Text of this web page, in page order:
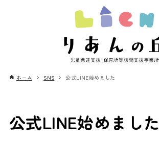
ホーム SNS 公式LINE始めました
公式LINE始めました